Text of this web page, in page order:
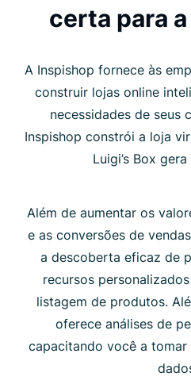
certa para
A Inspishop fornece às
construir lojas online
necessidades de seus
Inspishop constrói a loja
Luigi’s Box
Além de aumentar os
e as conversões de
a descoberta eficaz de
recursos
listagem de produtos.
oferece análises de
capacitando você a tomar